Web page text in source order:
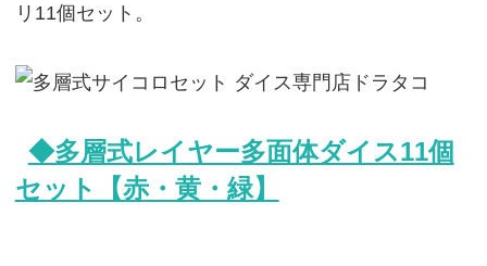
リ11個セット。
◆多層式レイヤー多面体ダイス11個
セット【赤・黄・緑】